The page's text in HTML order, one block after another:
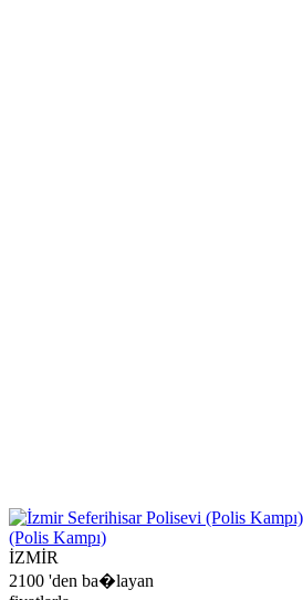
(Polis Kampı)
İZMİR
2100 'den ba�layan